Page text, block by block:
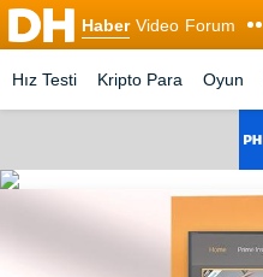
Haber Video Forum
Hız Testi Kripto Para Oyun